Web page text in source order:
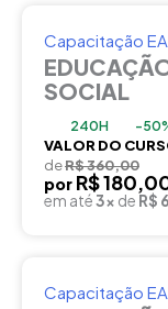
Capacitação
SOCIAL
240H -
VALOR DO
deR$ 360,00
por R$
em até3x de R$
Capacitação